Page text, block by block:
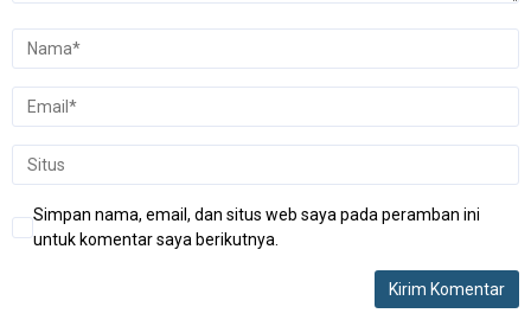
Simpan nama, email, dan situs web saya pada peramban ini
untuk komentar saya berikutnya.